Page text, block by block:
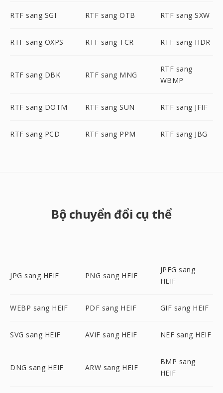
RTF sang SGI RTF sang OTB RTF sang SXW
RTF sang OXPS RTF sang TCR RTF sang HDR
RTF sang DBK RTF sang MNG
RTF sang
WBMP
RTF sang DOTM RTF sang SUN RTF sang JFIF
RTF sang PCD RTF sang PPM RTF sang JBG
Bộ chuyển đổi cụ thể
JPG sang HEIF PNG sang HEIF
JPEG sang
HEIF
WEBP sang HEIF PDF sang HEIF GIF sang HEIF
SVG sang HEIF AVIF sang HEIF NEF sang HEIF
DNG sang HEIF ARW sang HEIF
BMP sang
HEIF